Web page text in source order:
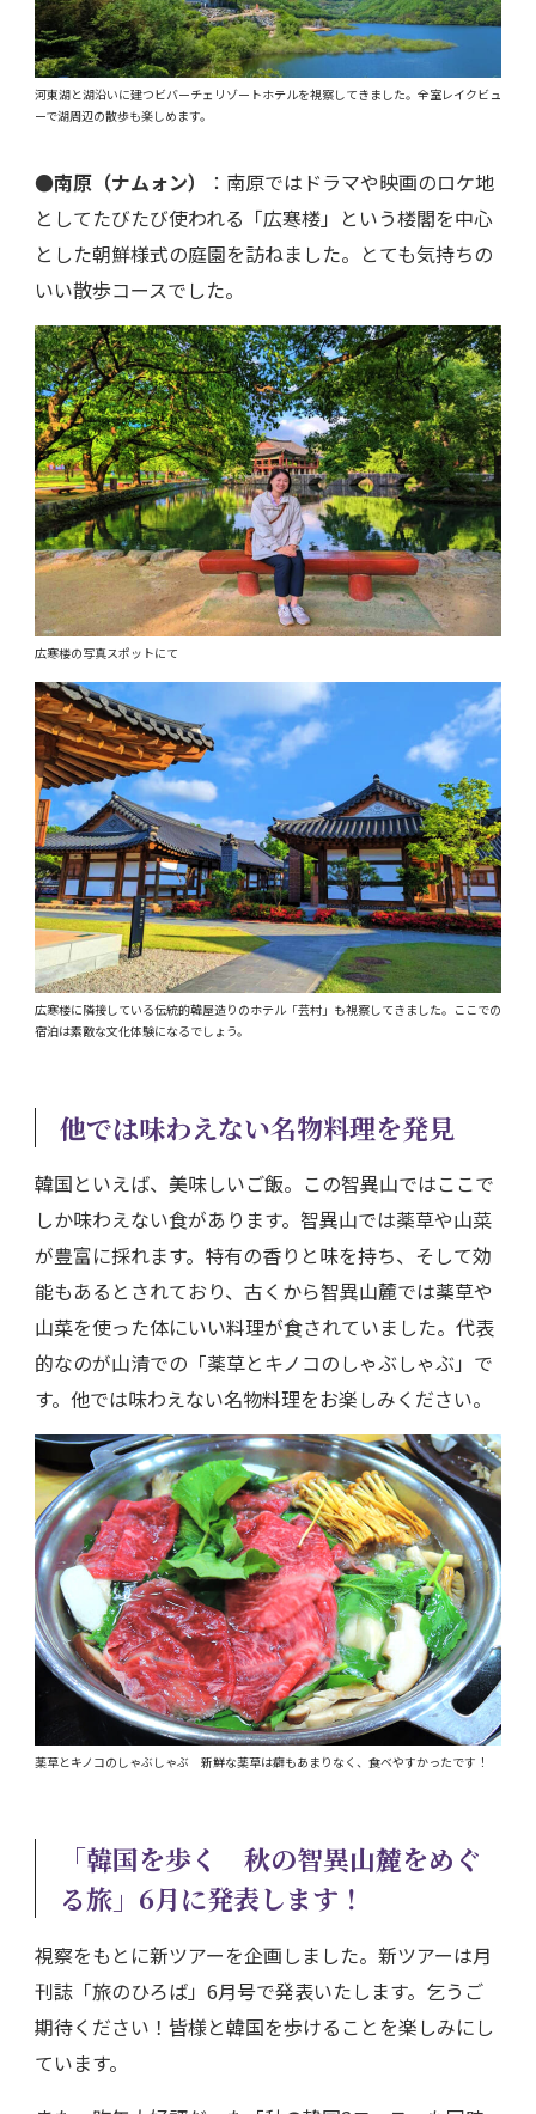
河東湖と湖沿いに建つビバーチェリゾートホテルを視察してきました。全室レイクビュ
ーで湖周辺の散歩も楽しめます。
●南原（ナムォン）
：南原ではドラマや映画のロケ地
としてたびたび使われる「広寒楼」という楼閣を中心
とした朝鮮様式の庭園を訪ねました。とても気持ちの
いい散歩コースでした。
広寒楼の写真スポットにて
広寒楼に隣接している伝統的韓屋造りのホテル「芸村」も視察してきました。ここでの
宿泊は素敵な文化体験になるでしょう。
他では味わえない名物料理を発見
韓国といえば、美味しいご飯。この智異山ではここで
しか味わえない食があります。智異山では薬草や山菜
が豊富に採れます。特有の香りと味を持ち、そして効
能もあるとされており、古くから智異山麓では薬草や
山菜を使った体にいい料理が食されていました。代表
的なのが山清での「薬草とキノコのしゃぶしゃぶ」で
す。他では味わえない名物料理をお楽しみください。
薬草とキノコのしゃぶしゃぶ 新鮮な薬草は癖もあまりなく、食べやすかったです！
「韓国を歩く 秋の智異山麓をめぐ
る旅」6月に発表します！
視察をもとに新ツアーを企画しました。新ツアーは月
刊誌「旅のひろば」6月号で発表いたします。乞うご
期待ください！皆様と韓国を歩けることを楽しみにし
ています。